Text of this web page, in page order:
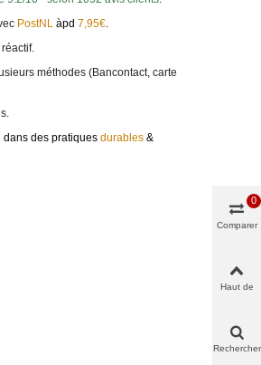
PostNL àpd 7,95€.
méthodes (Bancontact, carte
dans des pratiques durables&
Comparer
0
Haut de
Rechercher